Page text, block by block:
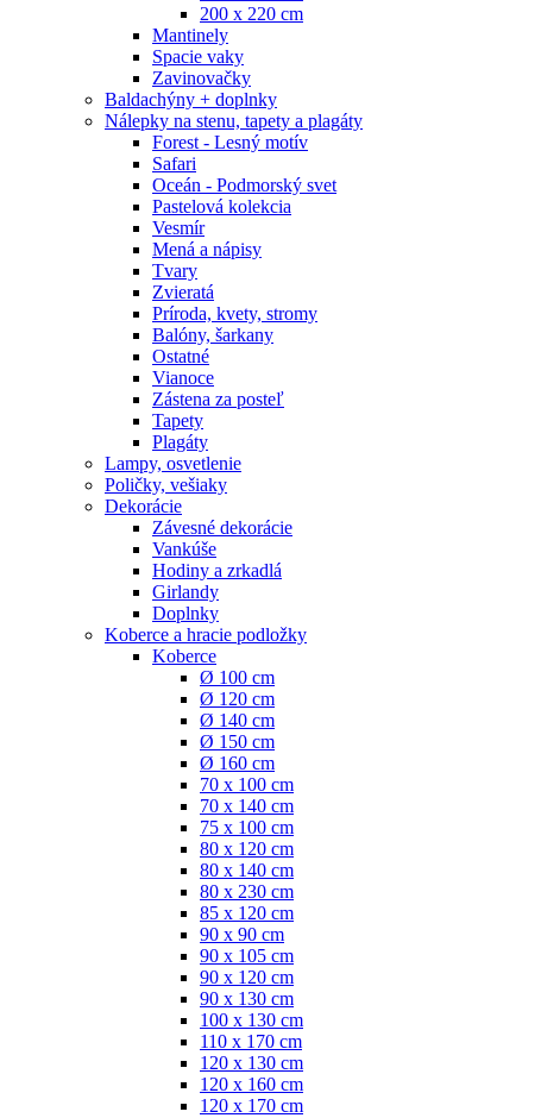
200 x 220 cm
Mantinely
Spacie vaky
Zavinovačky
Baldachýny + doplnky
Nálepky na stenu, tapety a plagáty
Forest - Lesný motív
Safari
Oceán - Podmorský svet
Pastelová kolekcia
Vesmír
Mená a nápisy
Tvary
Zvieratá
Príroda, kvety, stromy
Balóny, šarkany
Ostatné
Vianoce
Zástena za posteľ
Tapety
Plagáty
Lampy, osvetlenie
Poličky, vešiaky
Dekorácie
Závesné dekorácie
Vankúše
Hodiny a zrkadlá
Girlandy
Doplnky
Koberce a hracie podložky
Koberce
Ø 100 cm
Ø 120 cm
Ø 140 cm
Ø 150 cm
Ø 160 cm
70 x 100 cm
70 x 140 cm
75 x 100 cm
80 x 120 cm
80 x 140 cm
80 x 230 cm
85 x 120 cm
90 x 90 cm
90 x 105 cm
90 x 120 cm
90 x 130 cm
100 x 130 cm
110 x 170 cm
120 x 130 cm
120 x 160 cm
120 x 170 cm